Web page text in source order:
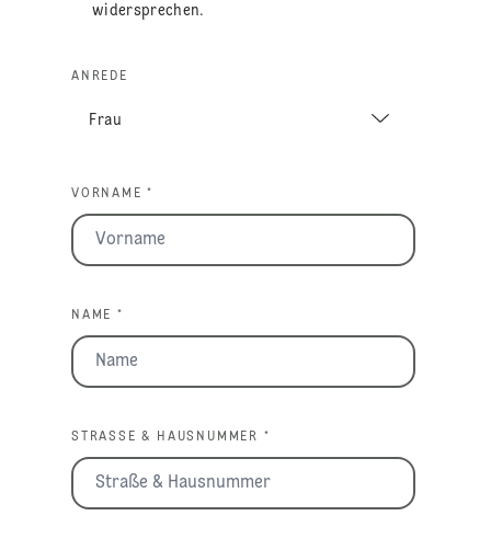
widersprechen.
ANREDE
VORNAME *
NAME *
STRASSE & HAUSNUMMER *